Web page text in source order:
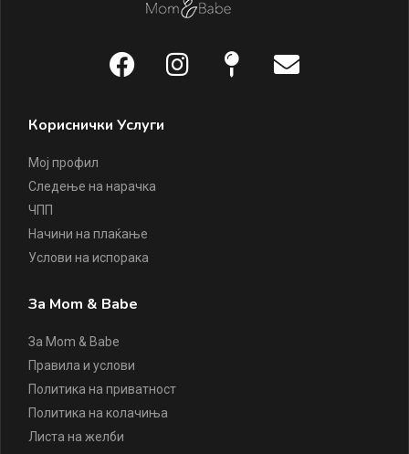
Кориснички Услуги
Мој профил
Следење на нарачка
ЧПП
Начини на плаќање
Услови на испорака
За Mom & Babe
За Mom & Babe
Правила и услови
Политика на приватност
Политика на колачиња
Листа на желби